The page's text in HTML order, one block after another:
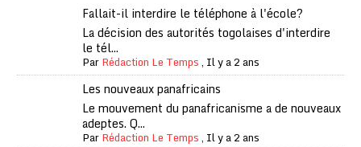
Fallait-il interdire le téléphone à l'école?
La décision des autorités togolaises d'interdire
le tél...
ParRédaction Le Temps, Il y a 2 ans
Les nouveaux panafricains
Le mouvement du panafricanisme a de nouveaux
adeptes. Q...
ParRédaction Le Temps, Il y a 2 ans